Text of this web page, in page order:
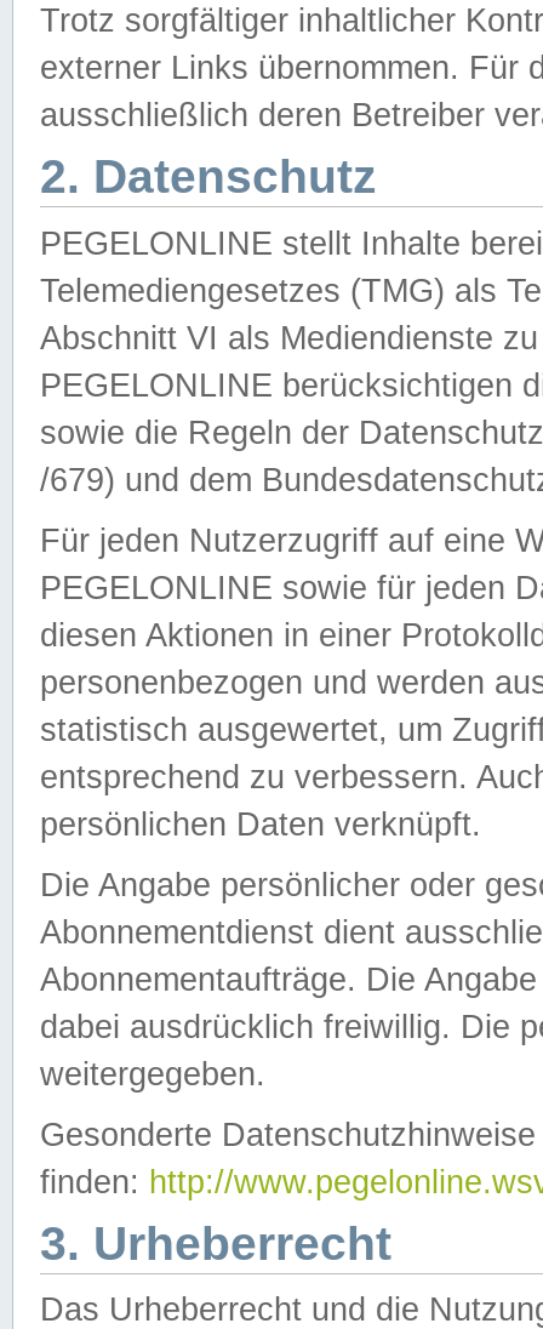
Trotz sorgfältiger inhaltlicher
externer Links übernommen. Für
ausschließlich deren Betreiber
2. Datenschutz
PEGELONLINE stellt Inhalte
Telemediengesetzes (TMG) als
Abschnitt VI als Mediendienste
PEGELONLINE berücksichtigen
sowie die Regeln der
/679) und dem
Für jeden Nutzerzugriff auf eine
PEGELONLINE sowie für jeden
diesen Aktionen in einer
personenbezogen und werden
statistisch ausgewertet, um
entsprechend zu verbessern.
persönlichen Daten verknüpft.
Die Angabe persönlicher oder
Abonnementdienst dient
Abonnementaufträge. Die
dabei ausdrücklich freiwillig. Die
weitergegeben.
Gesonderte
finden: http://
3. Urheberrecht
Das Urheberrecht und die